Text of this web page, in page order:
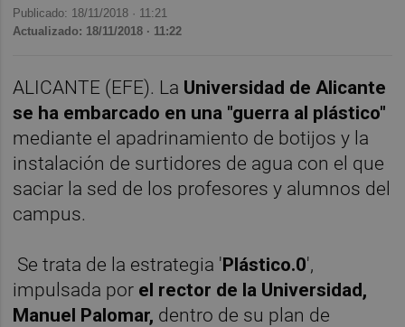
Publicado: 18/11/2018 · 11:21
Actualizado: 18/11/2018 · 11:22
ALICANTE (EFE). La Universidad de Alicante
se ha embarcado en una "guerra al plástico"
mediante el apadrinamiento de botijos y la
instalación de surtidores de agua con el que
saciar la sed de los profesores y alumnos del
campus.
Se trata de la estrategia 'Plástico.0',
impulsada por el rector de la Universidad,
Manuel Palomar, dentro de su plan de